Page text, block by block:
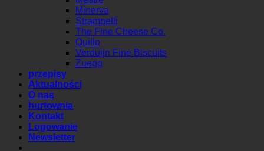
Minerva
Strampelli
The Fine Cheese Co.
Quillo
Verduijn Fine Biscuits
Zuegg
przepisy
Aktualności
O nas
hurtownia
Kontakt
Logowanie
Newsletter